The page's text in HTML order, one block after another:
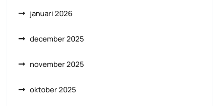
januari 2026
december 2025
november 2025
oktober 2025